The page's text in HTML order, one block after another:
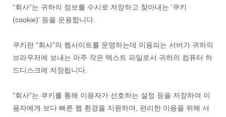
“회사”는 귀하의 정보를 수시로 저장하고 찾아내는 '쿠키
(cookie)' 등을 운용합니다.
쿠키란 “회사”의 웹사이트를 운영하는데 이용되는 서버가 귀하의
브라우저에 보내는 아주 작은 텍스트 파일로서 귀하의 컴퓨터 하
드디스크에 저장됩니다.
“회사”는 쿠키를 통해 이용자가 선호하는 설정 등을 저장하여 이
용자에게 보다 빠른 웹 환경을 지원하며, 편리한 이용을 위해 서